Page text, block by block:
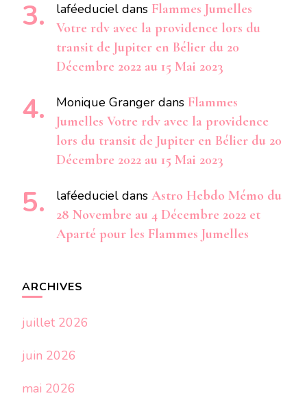
laféeduciel dans Flammes Jumelles
Votre rdv avec la providence lors du
transit de Jupiter en Bélier du 20
Décembre 2022 au 15 Mai 2023
Monique Granger dans Flammes
Jumelles Votre rdv avec la providence
lors du transit de Jupiter en Bélier du 20
Décembre 2022 au 15 Mai 2023
laféeduciel dans Astro Hebdo Mémo du
28 Novembre au 4 Décembre 2022 et
Aparté pour les Flammes Jumelles
ARCHIVES
juillet 2026
juin 2026
mai 2026